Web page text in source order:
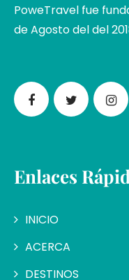
PoweTravel fue
de Agosto del del
Enlaces
INICIO
ACERCA
DESTINOS